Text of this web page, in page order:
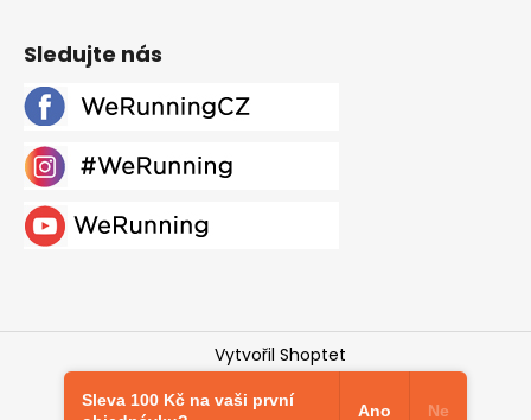
Sledujte nás
Vytvořil Shoptet
Copyright 2026
Werunning.cz
vyhrazena.Upravit nastavení cookies
Sleva 100 Kč na vaši první
Ano Ne